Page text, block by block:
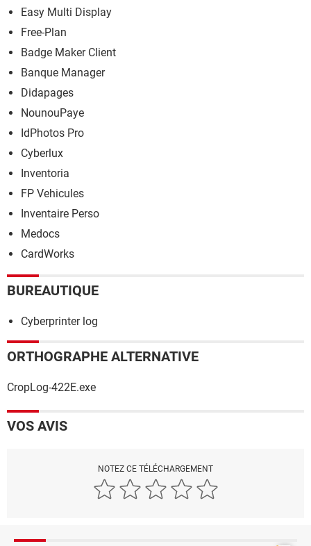
Easy Multi Display
Free-Plan
Badge Maker Client
Banque Manager
Didapages
NounouPaye
IdPhotos Pro
Cyberlux
Inventoria
FP Vehicules
Inventaire Perso
Medocs
CardWorks
BUREAUTIQUE
Cyberprinter log
ORTHOGRAPHE ALTERNATIVE
CropLog-422E.exe
VOS AVIS
NOTEZ CE TÉLÉCHARGEMENT